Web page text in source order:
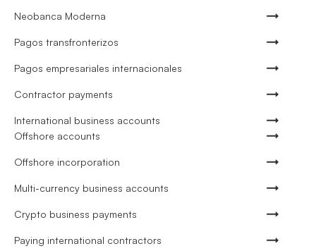
Neobanca Moderna
Pagos transfronterizos
Pagos empresariales internacionales
Contractor payments
International business accounts
Offshore accounts
Offshore incorporation
Multi-currency business accounts
Crypto business payments
Paying international contractors